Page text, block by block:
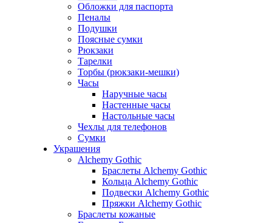
Обложки для паспорта
Пеналы
Подушки
Поясные сумки
Рюкзаки
Тарелки
Торбы (рюкзаки-мешки)
Часы
Наручные часы
Настенные часы
Настольные часы
Чехлы для телефонов
Сумки
Украшения
Alchemy Gothic
Браслеты Alchemy Gothic
Кольца Alchemy Gothic
Подвески Alchemy Gothic
Пряжки Alchemy Gothic
Браслеты кожаные